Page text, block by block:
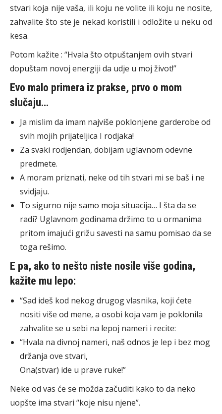
stvari koja nije vaša, ili koju ne volite ili koju ne nosite,
zahvalite što ste je nekad koristili i odložite u neku od
kesa.
Potom kažite : “Hvala što otpuštanjem ovih stvari
dopuštam novoj energiji da udje u moj život!”
Evo malo primera iz prakse, prvo o mom
slučaju…
Ja mislim da imam najviše poklonjene garderobe od
svih mojih prijateljica I rodjaka!
Za svaki rodjendan, dobijam uglavnom odevne
predmete.
A moram priznati, neke od tih stvari mi se baš i ne
svidjaju.
To sigurno nije samo moja situacija… I šta da se
radi? Uglavnom godinama držimo to u ormanima
pritom imajući grižu savesti na samu pomisao da se
toga rešimo.
E pa, ako to nešto niste nosile više godina,
kažite mu lepo:
“Sad ideš kod nekog drugog vlasnika, koji ćete
nositi više od mene, a osobi koja vam je poklonila
zahvalite se u sebi na lepoj nameri i recite:
“Hvala na divnoj nameri, naš odnos je lep i bez mog
držanja ove stvari,
Ona(stvar) ide u prave ruke!”
Neke od vas će se možda začuditi kako to da neko
uopšte ima stvari “koje nisu njene”.